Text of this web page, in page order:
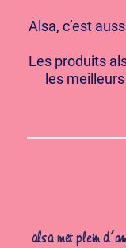
alsa met plein
Alsa, c’est
Les produits
les